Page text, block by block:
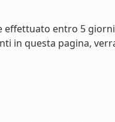
effettuato entro 5
in questa pagina,